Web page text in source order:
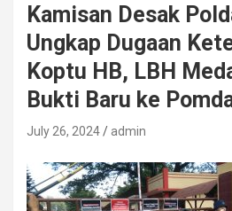
Kamisan Desak
Ungkap Dugaan
Koptu HB, LBH
Bukti Baru ke
July 26, 2024 admin